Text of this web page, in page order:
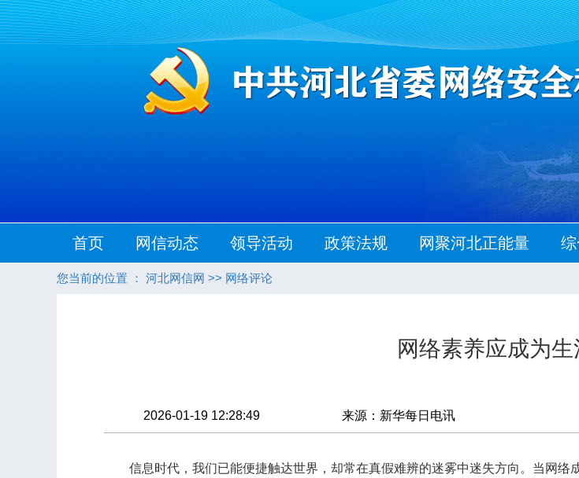
首页 网信动态 领导活动 政策法规 网聚河北正能量
您当前的位置 ： 河北网信网 >> 网络评论
网络素养应成为
2026-01-19 12:28:49 来源：新华每日电讯
信息时代，我们已能便捷触达世界，却常在真假难辨的迷雾中迷失方向。当网络